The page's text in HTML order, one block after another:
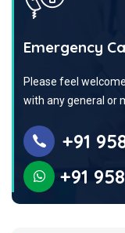
Emergency
Please feel
with any general or
+91
+91